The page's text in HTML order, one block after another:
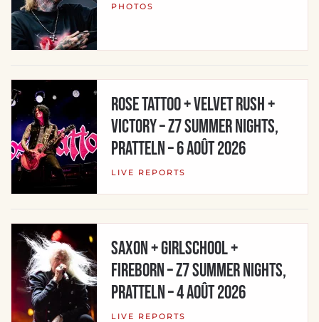
PHOTOS
ROSE TATTOO + VELVET RUSH +
VICTORY – Z7 Summer Nights,
Pratteln – 6 août 2026
LIVE REPORTS
SAXON + GIRLSCHOOL +
FIREBORN – Z7 Summer Nights,
Pratteln – 4 août 2026
LIVE REPORTS